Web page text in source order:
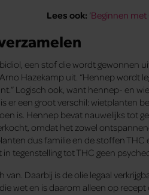
Lees ook: ‘Beginnen
een stof die wordt gewonnen
Hazekamp uit. “Hennep wordt
Logisch ook, want hennep- en
er een groot verschil: wietplanten
is. Hennep bevat nauwelijks tot
omdat het zowel
dus familie en de stoffen
tegenstelling tot THC geen
van. Daarbij is de olie legaal
wet en is daarom alleen op